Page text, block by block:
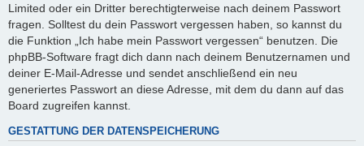
Limited oder ein Dritter berechtigterweise nach deinem Passwort
fragen. Solltest du dein Passwort vergessen haben, so kannst du
die Funktion „Ich habe mein Passwort vergessen“ benutzen. Die
phpBB-Software fragt dich dann nach deinem Benutzernamen und
deiner E-Mail-Adresse und sendet anschließend ein neu
generiertes Passwort an diese Adresse, mit dem du dann auf das
Board zugreifen kannst.
GESTATTUNG DER DATENSPEICHERUNG